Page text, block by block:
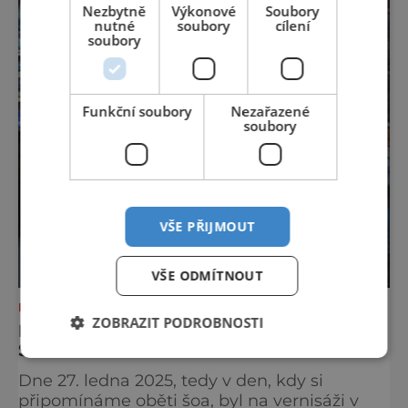
NEJKRÁSNĚJŠÍ PAMÁTKY
MODEL FRANTIŠKOLÁZEŇSKÉ
SYNAGOGY V SOUVISLOSTECH
Dne 27. ledna 2025, tedy v den, kdy si
připomínáme oběti šoa, byl na vernisáži v
Nezbytně
nutné
soubory
Výkonové
soubory
Soubory
cílení
Funkční soubory
Nezařazené
soubory
VŠE PŘIJMOUT
VŠE ODMÍTNOUT
ZOBRAZIT PODROBNOSTI